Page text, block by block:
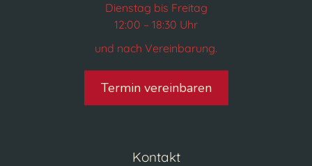
Dienstag bis Freitag
12:00 – 18:30 Uhr
und nach Vereinbarung.
Termin vereinbaren
Kontakt